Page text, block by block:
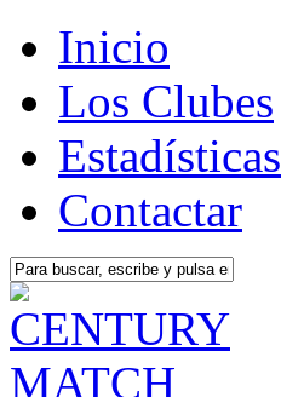
Inicio
Los Clubes
Estadísticas
Contactar